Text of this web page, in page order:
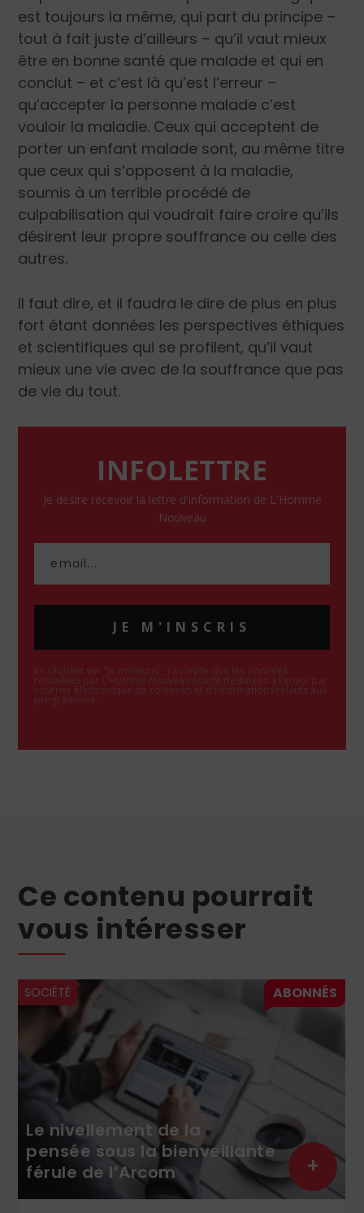
est toujours la même, qui part du principe –
tout à fait juste d’ailleurs – qu’il vaut mieux
être en bonne santé que malade et qui en
conclut – et c’est là qu’est l’erreur –
qu’accepter la personne malade c’est
vouloir la maladie. Ceux qui acceptent de
porter un enfant malade sont, au même titre
que ceux qui s’opposent à la maladie,
soumis à un terrible procédé de
culpabilisation qui voudrait faire croire qu’ils
désirent leur propre souffrance ou celle des
autres.
Il faut dire, et il faudra le dire de plus en plus
fort étant données les perspectives éthiques
et scientifiques qui se profilent, qu’il vaut
mieux une vie avec de la souffrance que pas
de vie du tout.
INFOLETTRE
Je désire recevoir la lettre d'information de L'Homme
Nouveau
JE M'INSCRIS
En cliquant sur "Je m'inscris", j'accepte que les données
recueillies par L'Homme Nouveau soient destinées à l'envoi par
courrier électronique de contenus et d'informations relatifs aux
programmes.
Ce contenu pourrait
vous intéresser
SOCIÉTÉ
Le nivellement de la
pensée sous la bienveillante
férule de l’Arcom
+